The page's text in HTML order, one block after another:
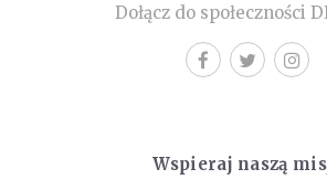
Dołącz do społeczności
Wspieraj naszą